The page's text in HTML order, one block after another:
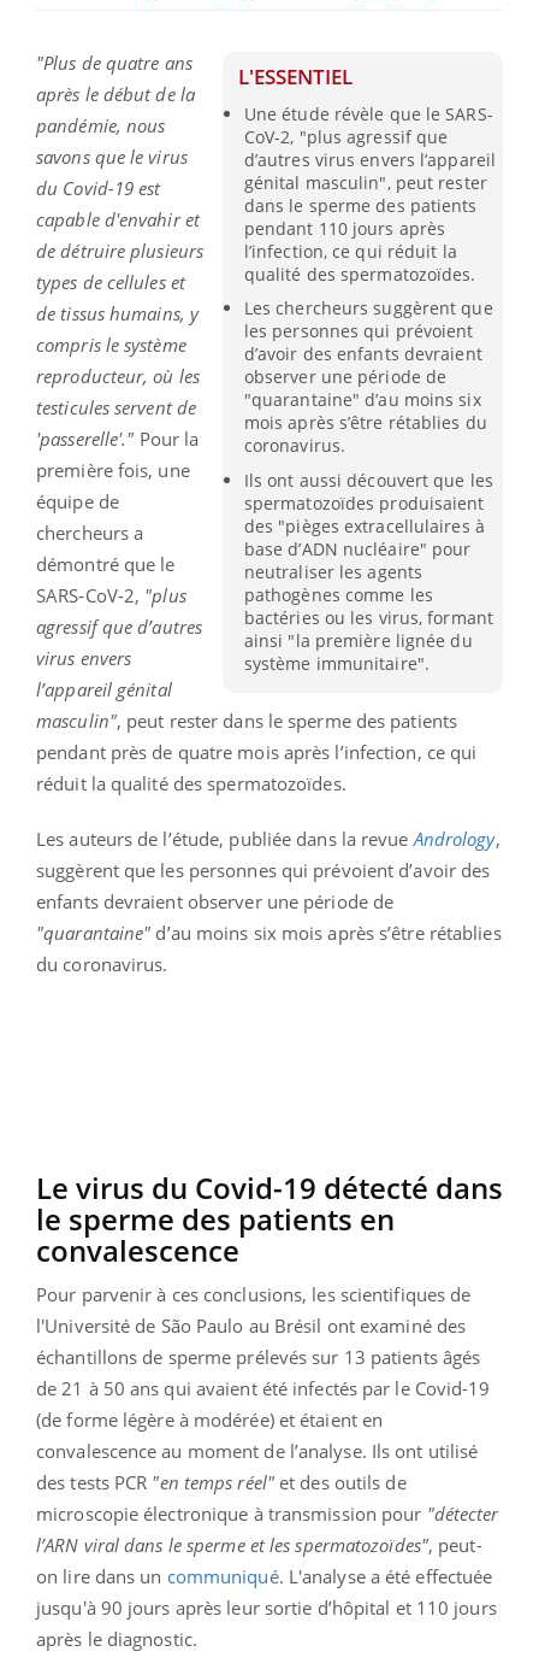
L'ESSENTIEL
Une étude révèle que le SARS-
CoV-2, "plus agressif que
d’autres virus envers l’appareil
génital masculin", peut rester
dans le sperme des patients
pendant 110 jours après
l’infection, ce qui réduit la
qualité des spermatozoïdes.
Les chercheurs suggèrent que
les personnes qui prévoient
d’avoir des enfants devraient
observer une période de
"quarantaine" d’au moins six
mois après s’être rétablies du
coronavirus.
Ils ont aussi découvert que les
spermatozoïdes produisaient
des "pièges extracellulaires à
base d’ADN nucléaire" pour
neutraliser les agents
pathogènes comme les
bactéries ou les virus, formant
ainsi "la première lignée du
système immunitaire".
"Plus de quatre ans
après le début de la
pandémie, nous
savons que le virus
du Covid-19 est
capable d'envahir et
de détruire plusieurs
types de cellules et
de tissus humains, y
compris le système
reproducteur, où les
testicules servent de
'passerelle'." Pour la
première fois, une
équipe de
chercheurs a
démontré que le
SARS-CoV-2, "plus
agressif que d’autres
virus envers
l’appareil génital
masculin", peut rester dans le sperme des patients
pendant près de quatre mois après l’infection, ce qui
réduit la qualité des spermatozoïdes.
Les auteurs de l’étude, publiée dans la revueAndrology,
suggèrent que les personnes qui prévoient d’avoir des
enfants devraient observer une période de
"quarantaine" d’au moins six mois après s’être rétablies
du coronavirus.
Le virus du Covid-19 détecté dans
le sperme des patients en
convalescence
Pour parvenir à ces conclusions, les scientifiques de
l'Université de São Paulo au Brésil ont examiné des
échantillons de sperme prélevés sur 13 patients âgés
de 21 à 50 ans qui avaient été infectés par le Covid-19
(de forme légère à modérée) et étaient en
convalescence au moment de l’analyse. Ils ont utilisé
des tests PCR "en temps réel"et des outils de
microscopie électronique à transmission pour "détecter
l’ARN viral dans le sperme et les spermatozoïdes", peut-
on lire dans un communiqué. L'analyse a été effectuée
jusqu'à 90 jours après leur sortie d’hôpital et 110 jours
après le diagnostic.